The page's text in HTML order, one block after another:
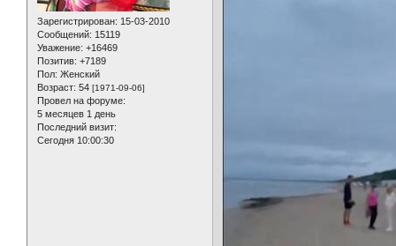
Зарегистрирован: 15-03-2010
Сообщений: 15119
Уважение: +16469
Позитив: +7189
Пол: Женский
Возраст: 54 [1971-09-06]
Провел на форуме:
5 месяцев 1 день
Последний визит:
Сегодня 10:00:30